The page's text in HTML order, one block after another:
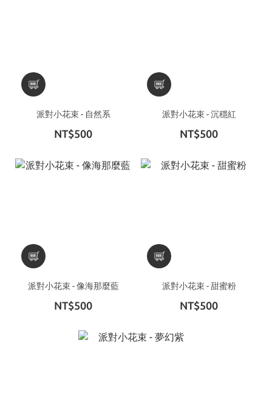
派對小花束 - 自然系
NT$500
派對小花束 - 沉穩紅
NT$500
派對小花束 - 像海那麼藍
NT$500
派對小花束 - 甜蜜粉
NT$500